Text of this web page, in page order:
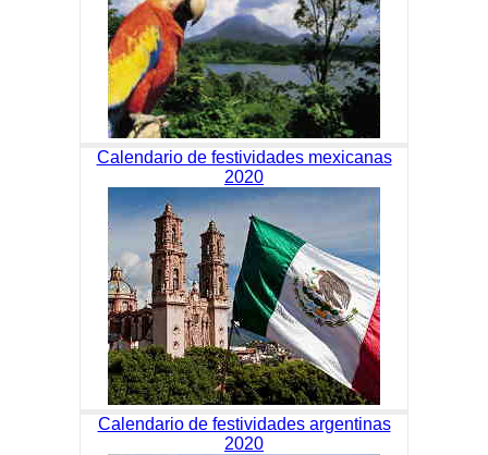
Calendario de festividades mexicanas
2020
Calendario de festividades argentinas
2020